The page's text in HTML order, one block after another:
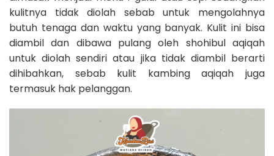
kulitnya tidak diolah sebab untuk mengolahnya
butuh tenaga dan waktu yang banyak. Kulit ini bisa
diambil dan dibawa pulang oleh shohibul aqiqah
untuk diolah sendiri atau jika tidak diambil berarti
dihibahkan, sebab kulit kambing aqiqah juga
termasuk hak pelanggan.